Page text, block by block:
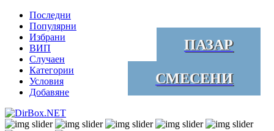
Последни
Популярни
Избрани
ВИП
Случаен
Категории
Условия
Добавяне
ПАЗАР
СМЕСЕНИ